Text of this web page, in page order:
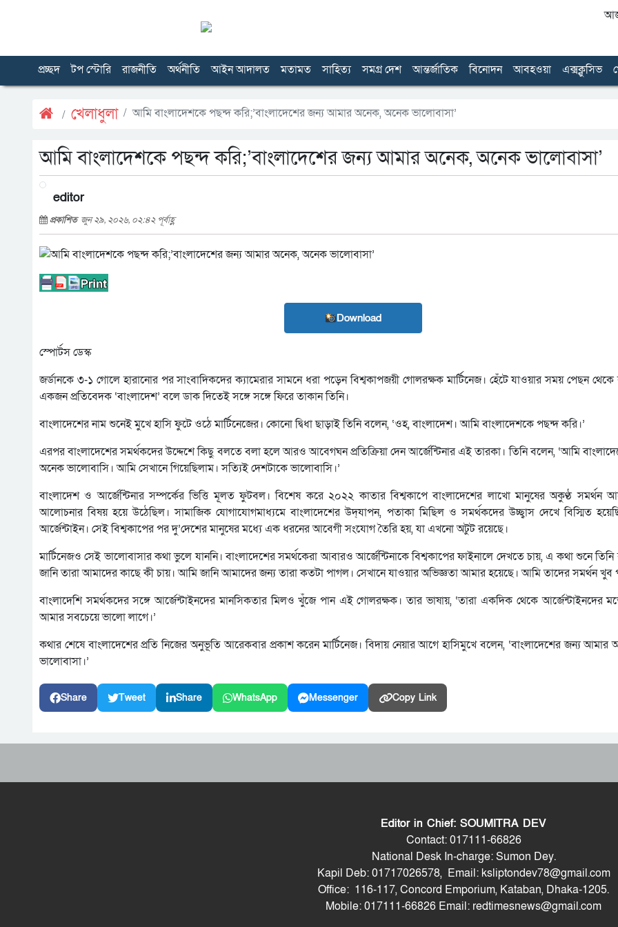
আজ
প্রচ্ছদ টপ স্টোরি রাজনীতি অর্থনীতি আইন আদালত মতামত সাহিত্য সমগ্র দেশ আন্তর্জাতিক বিনোদন আবহওয়া এক্সক্লুসিভ
খেলাধুলা আমি বাংলাদেশকে পছন্দ করি;’বাংলাদেশের জন্য আমার অনেক, অনেক ভালোবাসা’
আমি বাংলাদেশকে পছন্দ করি;’বাংলাদেশের জন্য আমার অনেক, অনেক ভালোবাসা’
editor
প্রকাশিত জুন ২৯, ২০২৬, ০২:৪২ পূর্বাহ্ণ
Download
স্পোর্টস ডেস্ক
জর্ডানকে ৩-১ গোলে হারানোর পর সাংবাদিকদের ক্যামেরার সামনে ধরা পড়েন বিশ্বকাপজয়ী গোলরক্ষক মার্টিনেজ। হেঁটে যাওয়ার সময় পেছন থেকে
একজন প্রতিবেদক ‘বাংলাদেশ’ বলে ডাক দিতেই সঙ্গে সঙ্গে ফিরে তাকান তিনি।
বাংলাদেশের নাম শুনেই মুখে হাসি ফুটে ওঠে মার্টিনেজের। কোনো দ্বিধা ছাড়াই তিনি বলেন, ‘ওহ, বাংলাদেশ। আমি বাংলাদেশকে পছন্দ করি।’
এরপর বাংলাদেশের সমর্থকদের উদ্দেশে কিছু বলতে বলা হলে আরও আবেগঘন প্রতিক্রিয়া দেন আর্জেন্টিনার এই তারকা। তিনি বলেন, ‘আমি
অনেক ভালোবাসি। আমি সেখানে গিয়েছিলাম। সত্যিই দেশটাকে ভালোবাসি।’
বাংলাদেশ ও আর্জেন্টিনার সম্পর্কের ভিত্তি মূলত ফুটবল। বিশেষ করে ২০২২ কাতার বিশ্বকাপে বাংলাদেশের লাখো মানুষের অকুণ্ঠ সমর্থন
আলোচনার বিষয় হয়ে উঠেছিল। সামাজিক যোগাযোগমাধ্যমে বাংলাদেশের উদ্‌যাপন, পতাকা মিছিল ও সমর্থকদের উচ্ছ্বাস দেখে বিস্মিত
আর্জেন্টাইন। সেই বিশ্বকাপের পর দু’দেশের মানুষের মধ্যে এক ধরনের আবেগী সংযোগ তৈরি হয়, যা এখনো অটুট রয়েছে।
মার্টিনেজও সেই ভালোবাসার কথা ভুলে যাননি। বাংলাদেশের সমর্থকেরা আবারও আর্জেন্টিনাকে বিশ্বকাপের ফাইনালে দেখতে চায়, এ কথা শুনে
জানি তারা আমাদের কাছে কী চায়। আমি জানি আমাদের জন্য তারা কতটা পাগল। সেখানে যাওয়ার অভিজ্ঞতা আমার হয়েছে। আমি তাদের সমর্থন খুব
বাংলাদেশি সমর্থকদের সঙ্গে আর্জেন্টাইনদের মানসিকতার মিলও খুঁজে পান এই গোলরক্ষক। তার ভাষায়, ‘তারা একদিক থেকে আর্জেন্টাইনদের
আমার সবচেয়ে ভালো লাগে।’
কথার শেষে বাংলাদেশের প্রতি নিজের অনুভূতি আরেকবার প্রকাশ করেন মার্টিনেজ। বিদায় নেয়ার আগে হাসিমুখে বলেন, ‘বাংলাদেশের জন্য
ভালোবাসা।’
Share Tweet Share WhatsApp Messenger Copy Link
Editor in Chief: SOUMITRA DEV
Contact: 017111-66826
National Desk In-charge: Sumon Dey.
Kapil Deb: 01717026578, Email: ksliptondev78@gmail.com
Office: 116-117, Concord Emporium, Kataban, Dhaka-1205.
Mobile: 017111-66826 Email: redtimesnews@gmail.com